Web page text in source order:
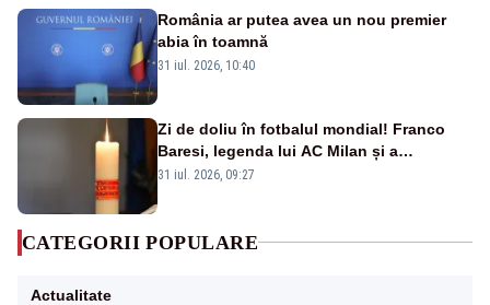
România ar putea avea un nou premier
abia în toamnă
31 iul. 2026, 10:40
Zi de doliu în fotbalul mondial! Franco
Baresi, legenda lui AC Milan și a
naționalei Italiei, a murit
31 iul. 2026, 09:27
CATEGORII POPULARE
Actualitate